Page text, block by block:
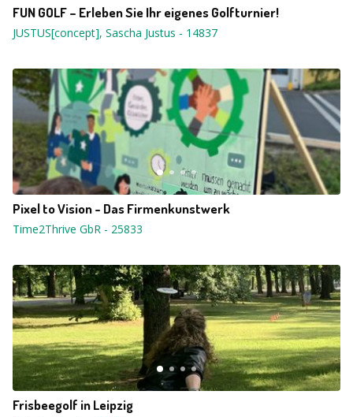
FUN GOLF – Erleben Sie Ihr eigenes Golfturnier!
JUSTUS[concept], Sascha Justus - 14837
Pixel to Vision - Das Firmenkunstwerk
Time2Thrive GbR - 25833
Frisbeegolf in Leipzig